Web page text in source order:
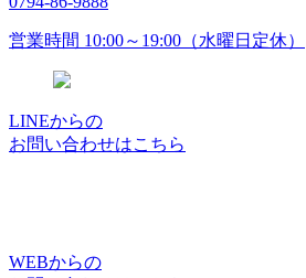
営業時間 10:00～19:00（水曜日定休）
LINEからの
お問い合わせはこちら
WEBからの